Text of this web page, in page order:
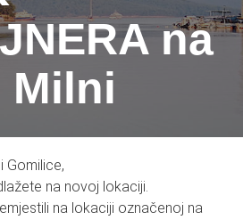
na
Milni
Gomilice,
na novoj lokaciji.
na lokaciji označenoj na